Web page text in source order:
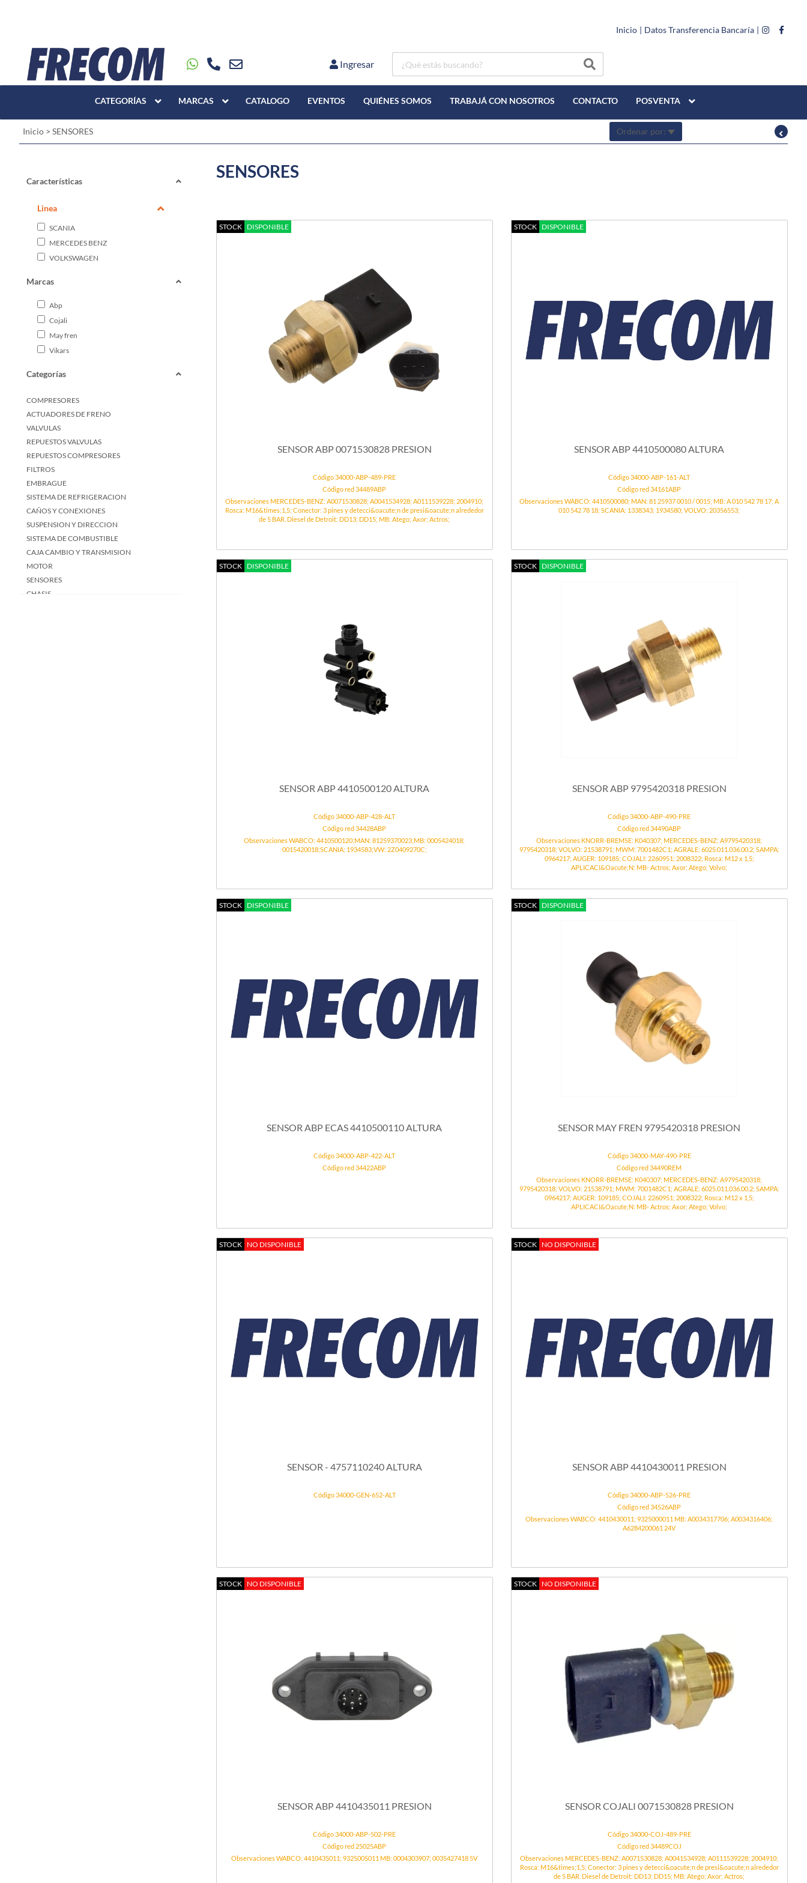
Inicio | Datos Transferencia Bancaría |
Ingresar
CATEGORÍAS MARCAS CATALOGO EVENTOS QUIÉNES SOMOS TRABAJÁ CON NOSOTROS CONTACTO POSVENTA
Inicio > SENSORES Ordenar por:
Características
Linea
SCANIA
MERCEDES BENZ
VOLKSWAGEN
Marcas
Abp
Cojali
May fren
Vikars
Categorías
COMPRESORES
ACTUADORES DE FRENO
VALVULAS
REPUESTOS VALVULAS
REPUESTOS COMPRESORES
FILTROS
EMBRAGUE
SISTEMA DE REFRIGERACION
CAÑOS Y CONEXIONES
SUSPENSION Y DIRECCION
SISTEMA DE COMBUSTIBLE
CAJA CAMBIO Y TRANSMISION
MOTOR
SENSORES
CHASIS
SENSORES
STOCK DISPONIBLE
SENSOR ABP 0071530828 PRESION
Código 34000-ABP-489-PRE
Código red 34489ABP
Observaciones MERCEDES-BENZ: A0071530828; A0041534928; A0111539228; 2004910;
Rosca: M16&times;1,5; Conector: 3 pines y detecci&oacute;n de presi&oacute;n alrededor
de 5 BAR. Diesel de Detroit: DD13; DD15; MB: Atego; Axor; Actros;
STOCK DISPONIBLE
SENSOR ABP 4410500080 ALTURA
Código 34000-ABP-161-ALT
Código red 34161ABP
Observaciones WABCO: 4410500080; MAN: 81 25937 0010 / 0015; MB: A 010 542 78 17; A
010 542 78 18; SCANIA: 1338343; 1934580; VOLVO: 20356553;
STOCK DISPONIBLE
SENSOR ABP 4410500120 ALTURA
Código 34000-ABP-428-ALT
Código red 34428ABP
Observaciones WABCO: 4410500120;MAN: 81259370023;MB: 0005424018;
0015420018;SCANIA: 1934583;VW: 2Z0409270C;
STOCK DISPONIBLE
SENSOR ABP 9795420318 PRESION
Código 34000-ABP-490-PRE
Código red 34490ABP
Observaciones KNORR-BREMSE: K040307; MERCEDES-BENZ: A9795420318;
9795420318; VOLVO: 21538791; MWM: 7001482C1; AGRALE: 6025.011.036.00.2; SAMPA:
0964217; AUGER: 109185; COJALI: 2260951; 2008322; Rosca: M12 x 1,5;
APLICACI&Oacute;N: MB- Actros; Axor; Atego; Volvo;
STOCK DISPONIBLE
SENSOR ABP ECAS 4410500110 ALTURA
Código 34000-ABP-422-ALT
Código red 34422ABP
STOCK DISPONIBLE
SENSOR MAY FREN 9795420318 PRESION
Código 34000-MAY-490-PRE
Código red 34490REM
Observaciones KNORR-BREMSE: K040307; MERCEDES-BENZ: A9795420318;
9795420318; VOLVO: 21538791; MWM: 7001482C1; AGRALE: 6025.011.036.00.2; SAMPA:
0964217; AUGER: 109185; COJALI: 2260951; 2008322; Rosca: M12 x 1,5;
APLICACI&Oacute;N: MB- Actros; Axor; Atego; Volvo;
STOCK NO DISPONIBLE
SENSOR - 4757110240 ALTURA
Código 34000-GEN-652-ALT
STOCK NO DISPONIBLE
SENSOR ABP 4410430011 PRESION
Código 34000-ABP-526-PRE
Código red 34526ABP
Observaciones WABCO: 4410430011; 9325000011 MB: A0034317706; A0034316406;
A6284200061 24V
STOCK NO DISPONIBLE
SENSOR ABP 4410435011 PRESION
Código 34000-ABP-502-PRE
Código red 25025ABP
Observaciones WABCO: 4410435011; 9325005011 MB: 0004303907; 0035427418 5V
STOCK NO DISPONIBLE
SENSOR COJALI 0071530828 PRESION
Código 34000-COJ-489-PRE
Código red 34489COJ
Observaciones MERCEDES-BENZ: A0071530828; A0041534928; A0111539228; 2004910;
Rosca: M16&times;1,5; Conector: 3 pines y detecci&oacute;n de presi&oacute;n alrededor
de 5 BAR. Diesel de Detroit: DD13; DD15; MB: Atego; Axor; Actros;